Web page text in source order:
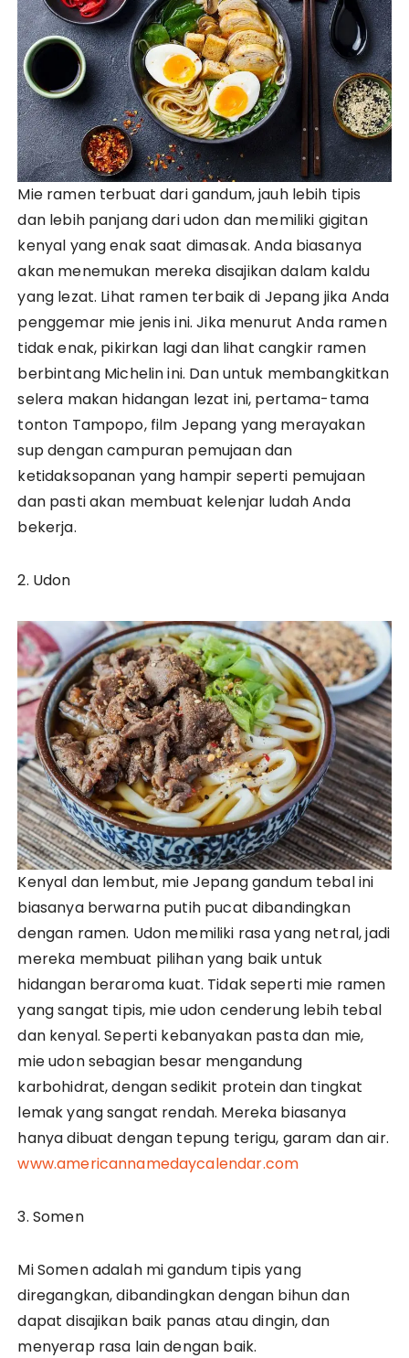
Mie ramen terbuat dari gandum, jauh lebih tipis
dan lebih panjang dari udon dan memiliki gigitan
kenyal yang enak saat dimasak. Anda biasanya
akan menemukan mereka disajikan dalam kaldu
yang lezat. Lihat ramen terbaik di Jepang jika Anda
penggemar mie jenis ini. Jika menurut Anda ramen
tidak enak, pikirkan lagi dan lihat cangkir ramen
berbintang Michelin ini. Dan untuk membangkitkan
selera makan hidangan lezat ini, pertama-tama
tonton Tampopo, film Jepang yang merayakan
sup dengan campuran pemujaan dan
ketidaksopanan yang hampir seperti pemujaan
dan pasti akan membuat kelenjar ludah Anda
bekerja.
2. Udon
Kenyal dan lembut, mie Jepang gandum tebal ini
biasanya berwarna putih pucat dibandingkan
dengan ramen. Udon memiliki rasa yang netral, jadi
mereka membuat pilihan yang baik untuk
hidangan beraroma kuat. Tidak seperti mie ramen
yang sangat tipis, mie udon cenderung lebih tebal
dan kenyal. Seperti kebanyakan pasta dan mie,
mie udon sebagian besar mengandung
karbohidrat, dengan sedikit protein dan tingkat
lemak yang sangat rendah. Mereka biasanya
hanya dibuat dengan tepung terigu, garam dan air.
www.americannamedaycalendar.com
3. Somen
Mi Somen adalah mi gandum tipis yang
diregangkan, dibandingkan dengan bihun dan
dapat disajikan baik panas atau dingin, dan
menyerap rasa lain dengan baik.